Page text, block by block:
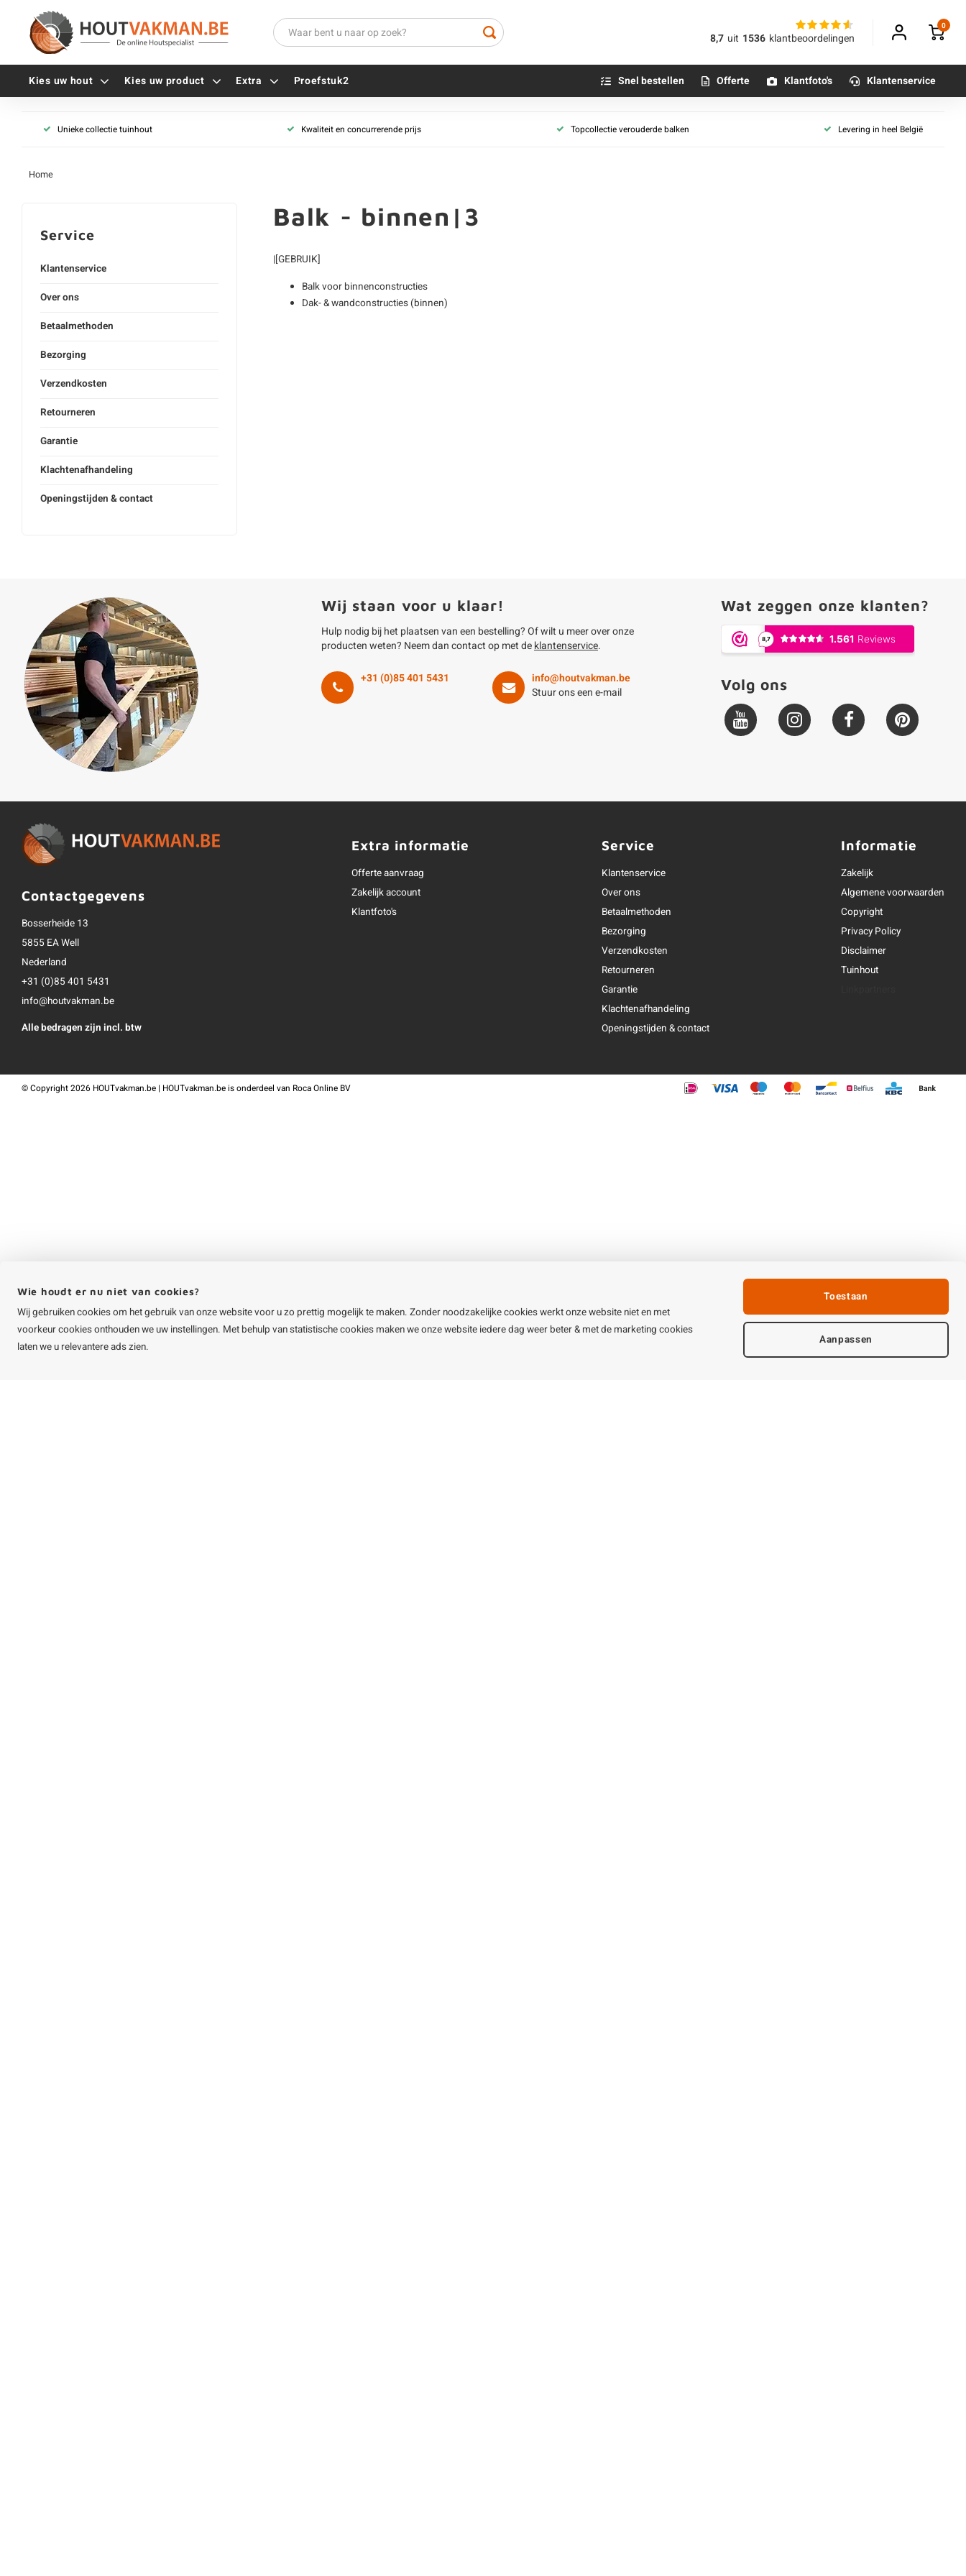
8,7 uit 1536 klantbeoordelingen
0
Kies uw hout Kies uw product Extra
Gevelschroeven
Verzinkte schroeven
Zwarte schroeven
Alle vijzen
Terrasdragers
Verbindingsstukken
Proefstuk2 Snel bestellen Offerte Klantfoto's Klantenservice
Unieke collectie tuinhout Kwaliteit en concurrerende prijs Topcollectie verouderde balken Levering in heel België
Home
Service
Klantenservice
Over ons
Betaalmethoden
Bezorging
Verzendkosten
Retourneren
Garantie
Klachtenafhandeling
Openingstijden & contact
Balk - binnen|3
|[GEBRUIK]
Balk voor binnenconstructies
Dak- & wandconstructies (binnen)
Wij staan voor u klaar!
Hulp nodig bij het plaatsen van een bestelling? Of wilt u meer over onze
producten weten? Neem dan contact op met deklantenservice.
+31 (0)85 401 5431
info@houtvakman.be
Stuur ons een e-mail
Wat zeggen onze klanten?
Volg ons
Contactgegevens
Bosserheide 13
5855 EA Well
Nederland
+31 (0)85 401 5431
info@houtvakman.be
Alle bedragen zijn incl. btw
Extra informatie
Offerte aanvraag
Zakelijk account
Klantfoto's
Service
Klantenservice
Over ons
Betaalmethoden
Bezorging
Verzendkosten
Retourneren
Garantie
Klachtenafhandeling
Openingstijden & contact
Informatie
Zakelijk
Algemene voorwaarden
Copyright
Privacy Policy
Disclaimer
Tuinhout
©Copyright2026 HOUTvakman.be | HOUTvakman.be is onderdeel van Roca Online BV
Wie houdt er nu niet van cookies?
Wij gebruiken cookies om het gebruik van onze website voor u zo prettig mogelijk te maken. Zonder noodzakelijke cookies werkt onze website niet en met
voorkeur cookies onthouden we uw instellingen. Met behulp van statistische cookies maken we onze website iedere dag weer beter & met de marketing cookies
laten we u relevantere ads zien.
Toestaan
Aanpassen